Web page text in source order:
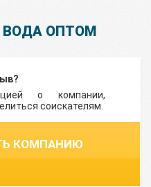
ВОДА ОПТОМ
о компании,
соискателям.
КОМПАНИЮ